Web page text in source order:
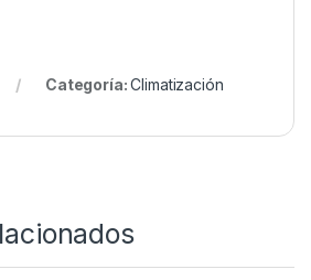
Categoría:Climatización